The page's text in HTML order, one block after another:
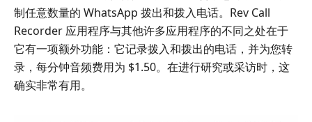
制任意数量的 WhatsApp 拨出和拨入电话。Rev Call
Recorder 应用程序与其他许多应用程序的不同之处在于
它有一项额外功能：它记录拨入和拨出的电话，并为您转
录，每分钟音频费用为 $1.50。在进行研究或采访时，这
确实非常有用。